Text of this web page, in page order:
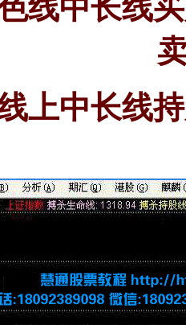
线中长线
上中长线